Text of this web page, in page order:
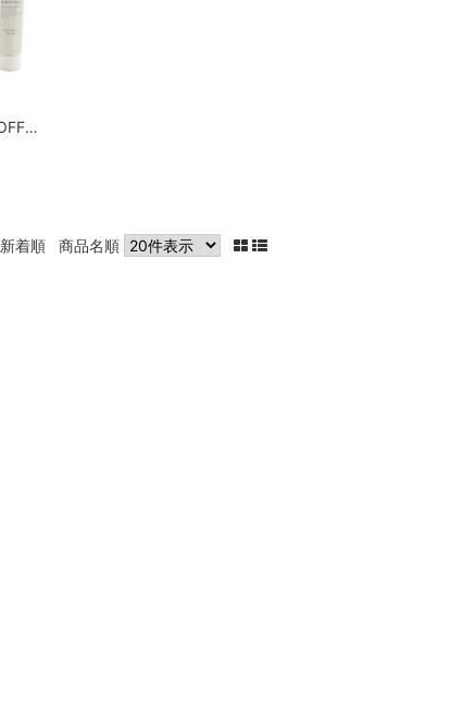
【5個セット15％OFF】デンタルビューティーケア ホワイトニング(医薬部外品）
新着順 商品名順